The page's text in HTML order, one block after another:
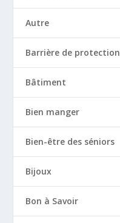
Autre
Barrière de protection
Bâtiment
Bien manger
Bien-être des séniors
Bijoux
Bon à Savoir